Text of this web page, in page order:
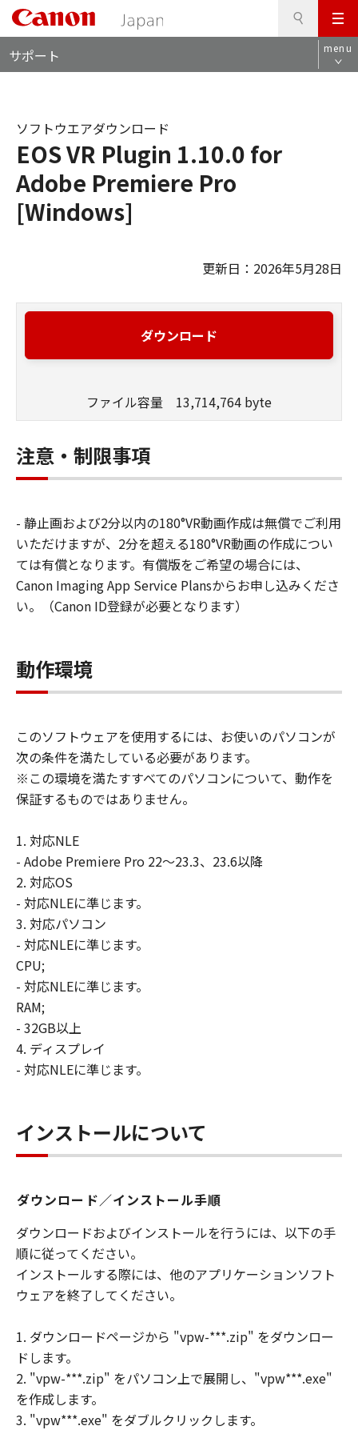
メ
ニ
ュ
サポート menu
EOS VR Plugin 1.10.0 for
Adobe Premiere Pro
[Windows]
ソフトウエアダウンロード
更新日：2026年5月28日
ダウンロード
ファイル容量 13,714,764 byte
注意・制限事項
- 静止画および2分以内の180°VR動画作成は無償でご利用
いただけますが、2分を超える180°VR動画の作成につい
ては有償となります。有償版をご希望の場合には、
Canon Imaging App Service Plansからお申し込みくださ
い。（Canon ID登録が必要となります）
動作環境
このソフトウェアを使用するには、お使いのパソコンが
次の条件を満たしている必要があります。
※この環境を満たすすべてのパソコンについて、動作を
保証するものではありません。
1. 対応NLE
- Adobe Premiere Pro 22～23.3、23.6以降
2. 対応OS
- 対応NLEに準じます。
3. 対応パソコン
- 対応NLEに準じます。
CPU;
- 対応NLEに準じます。
RAM;
- 32GB以上
4. ディスプレイ
- 対応NLEに準じます。
インストールについて
ダウンロード／インストール手順
ダウンロードおよびインストールを行うには、以下の手
順に従ってください。
インストールする際には、他のアプリケーションソフト
ウェアを終了してください。
1. ダウンロードページから "vpw-***.zip" をダウンロー
ドします。
2. "vpw-***.zip" をパソコン上で展開し、"vpw***.exe"
を作成します。
3. "vpw***.exe" をダブルクリックします。